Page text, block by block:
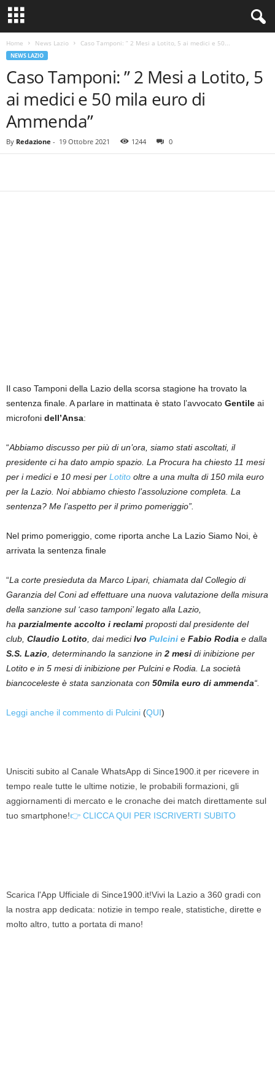
Home News Lazio Caso Tamponi: ” 2 Mesi a Lotito, 5 ai medici e 50...
NEWS LAZIO
Caso Tamponi: ” 2 Mesi a Lotito, 5
ai medici e 50 mila euro di
Ammenda”
By Redazione - 19 Ottobre 2021 1244 0
Il caso Tamponi della Lazio della scorsa stagione ha trovato la
sentenza finale. A parlare in mattinata è stato l’avvocato Gentile ai
microfoni dell’Ansa:
“Abbiamo discusso per più di un’ora, siamo stati ascoltati, il
presidente ci ha dato ampio spazio. La Procura ha chiesto 11 mesi
per i medici e 10 mesi per Lotito oltre a una multa di 150 mila euro
per la Lazio. Noi abbiamo chiesto l’assoluzione completa. La
sentenza? Me l’aspetto per il primo pomeriggio”.
Nel primo pomeriggio, come riporta anche La Lazio Siamo Noi, è
arrivata la sentenza finale
“La corte presieduta da Marco Lipari, chiamata dal Collegio di
Garanzia del Coni ad effettuare una nuova valutazione della misura
della sanzione sul ‘caso tamponi’ legato alla Lazio,
ha parzialmente accolto i reclami proposti dal presidente del
club, Claudio Lotito , dai mediciIvo Pulcini e Fabio Rodia e dalla
S.S. Lazio , determinando la sanzione in 2 mesi di inibizione per
Lotito e in 5 mesi di inibizione per Pulcini e Rodia. La società
biancoceleste è stata sanzionata con 50mila euro di ammenda“.
Leggi anche il commento di Pulcini (QUI)
Unisciti subito al Canale WhatsApp di Since1900.it per ricevere in
tempo reale tutte le ultime notizie, le probabili formazioni, gli
aggiornamenti di mercato e le cronache dei match direttamente sul
tuo smartphone!👉 CLICCA QUI PER ISCRIVERTI SUBITO
Scarica l'App Ufficiale di Since1900.it!Vivi la Lazio a 360 gradi con
la nostra app dedicata: notizie in tempo reale, statistiche, dirette e
molto altro, tutto a portata di mano!